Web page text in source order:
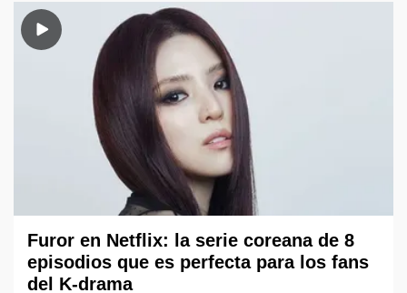
Furor en Netflix: la serie coreana de 8
episodios que es perfecta para los fans
del K-drama